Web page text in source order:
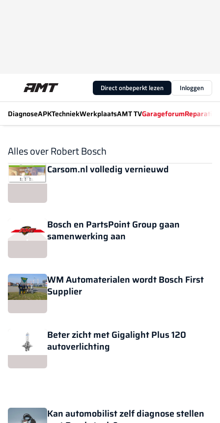
Direct onbeperkt lezen Inloggen
DiagnoseAPKTechniekWerkplaatsAMT TVGarageforum
Alles over Robert Bosch
Carsom.nl volledig vernieuwd
Bosch en PartsPoint Group gaan
samenwerking aan
WM Automaterialen wordt Bosch First
Supplier
Beter zicht met Gigalight Plus 120
autoverlichting
Kan automobilist zelf diagnose stellen